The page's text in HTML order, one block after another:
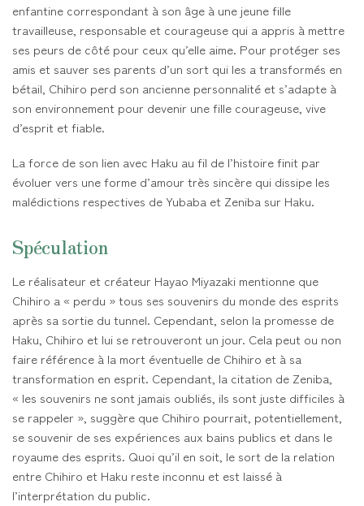
enfantine correspondant à son âge à une jeune fille
travailleuse, responsable et courageuse qui a appris à mettre
ses peurs de côté pour ceux qu’elle aime. Pour protéger ses
amis et sauver ses parents d’un sort qui les a transformés en
bétail, Chihiro perd son ancienne personnalité et s’adapte à
son environnement pour devenir une fille courageuse, vive
d’esprit et fiable.
La force de son lien avec Haku au fil de l’histoire finit par
évoluer vers une forme d’amour très sincère qui dissipe les
malédictions respectives de Yubaba et Zeniba sur Haku.
Spéculation
Le réalisateur et créateur Hayao Miyazaki mentionne que
Chihiro a « perdu » tous ses souvenirs du monde des esprits
après sa sortie du tunnel. Cependant, selon la promesse de
Haku, Chihiro et lui se retrouveront un jour. Cela peut ou non
faire référence à la mort éventuelle de Chihiro et à sa
transformation en esprit. Cependant, la citation de Zeniba,
« les souvenirs ne sont jamais oubliés, ils sont juste difficiles à
se rappeler », suggère que Chihiro pourrait, potentiellement,
se souvenir de ses expériences aux bains publics et dans le
royaume des esprits. Quoi qu’il en soit, le sort de la relation
entre Chihiro et Haku reste inconnu et est laissé à
l’interprétation du public.